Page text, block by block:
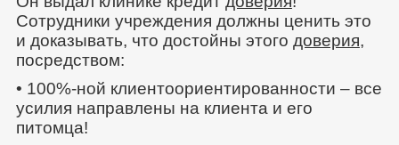
Сотрудники учреждения должны ценить это
и доказывать, что достойны этого доверия,
посредством:
• 100%-ной клиентоориентированности – все
усилия направлены на клиента и его
питомца!